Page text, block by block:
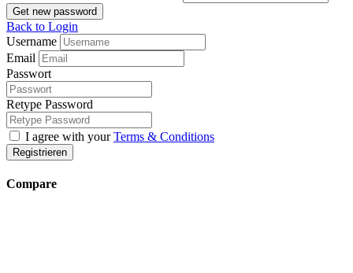
Get new password
Back to Login
Username
Email
Passwort
Retype Password
I agree with yourTerms & Conditions
Registrieren
Compare